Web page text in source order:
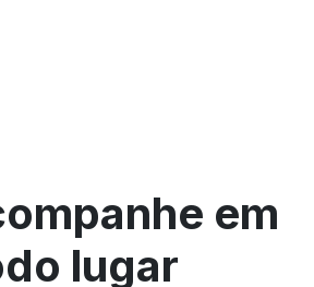
em
lugar